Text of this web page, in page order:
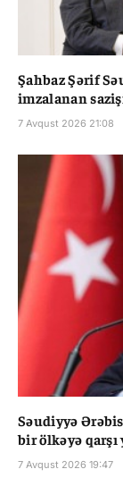
Şahbaz Şərif
imzalanan
7 Avqust 2026 21:08
Səudiyyə
bir ölkəyə
7 Avqust 2026 19:47